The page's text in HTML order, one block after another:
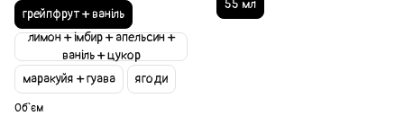
грейпфрут + ваніль
лимон + імбир + апельсин +
ваніль + цукор
маракуйя + гуава
ягоди
Об`єм
55 мл